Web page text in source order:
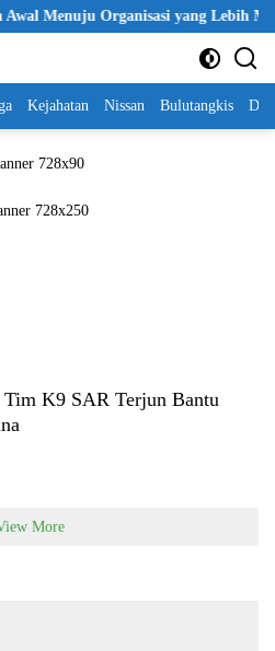
Menuju Organisasi yang Lebih
Kejahatan Nissan Bulutangkis
K9 SAR Terjun Bantu
More